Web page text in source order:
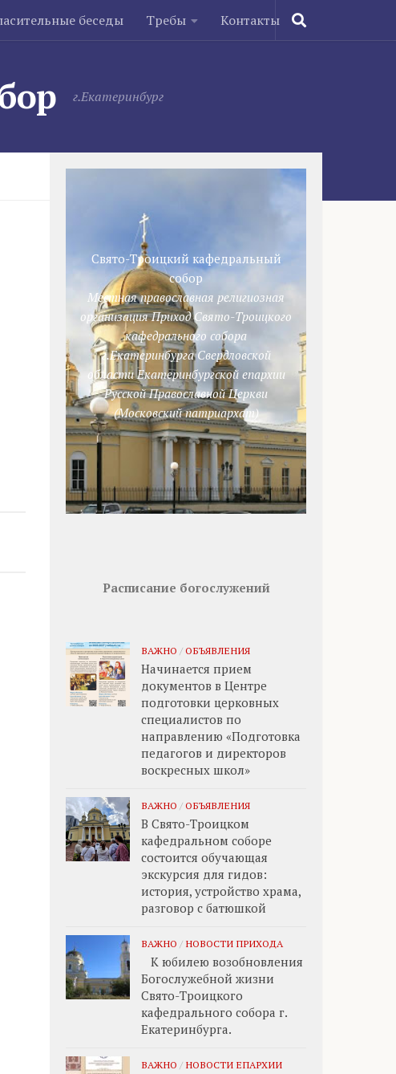
беседы Требы Контакты
г.Екатеринбург
Свято-Троицкий кафедральный
собор
Местная православная религиозная
организация Приход Свято-Троицкого
кафедрального собора
г.Екатеринбурга Свердловской
области Екатеринбургской епархии
Русской Православной Церкви
(Московский патриархат)
Расписание богослужений
ВАЖНО / ОБЪЯВЛЕНИЯ
Начинается прием
документов в Центре
подготовки церковных
специалистов по
направлению «Подготовка
педагогов и директоров
воскресных школ»
ВАЖНО / ОБЪЯВЛЕНИЯ
В Свято-Троицком
кафедральном соборе
состоится обучающая
экскурсия для гидов:
история, устройство храма,
разговор с батюшкой
ВАЖНО / НОВОСТИ ПРИХОДА
К юбилею возобновления
Богослужебной жизни
Свято-Троицкого
кафедрального собора г.
Екатеринбурга.
ВАЖНО / НОВОСТИ ЕПАРХИИ